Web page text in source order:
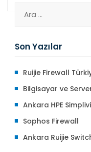
Son Yazılar
Ruijie Firewall
Bilgisayar ve
Ankara HPE
Sophos Firewall
Ankara Ruijie